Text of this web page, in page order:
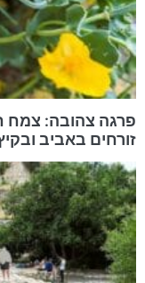
פרגה צהובה: צמח
זורחים באביב